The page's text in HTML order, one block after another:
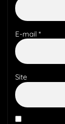
E-mail *
Site